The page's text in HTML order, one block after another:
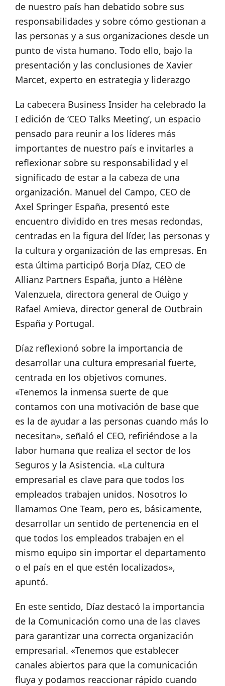
de nuestro país han debatido sobre sus
responsabilidades y sobre cómo gestionan a
las personas y a sus organizaciones desde un
punto de vista humano. Todo ello, bajo la
presentación y las conclusiones de Xavier
Marcet, experto en estrategia y liderazgo
La cabecera Business Insider ha celebrado la
I edición de ‘CEO Talks Meeting’, un espacio
pensado para reunir a los líderes más
importantes de nuestro país e invitarles a
reflexionar sobre su responsabilidad y el
significado de estar a la cabeza de una
organización. Manuel del Campo, CEO de
Axel Springer España, presentó este
encuentro dividido en tres mesas redondas,
centradas en la figura del líder, las personas y
la cultura y organización de las empresas. En
esta última participó Borja Díaz, CEO de
Allianz Partners España, junto a Hélène
Valenzuela, directora general de Ouigo y
Rafael Amieva, director general de Outbrain
España y Portugal.
Díaz reflexionó sobre la importancia de
desarrollar una cultura empresarial fuerte,
centrada en los objetivos comunes.
«Tenemos la inmensa suerte de que
contamos con una motivación de base que
es la de ayudar a las personas cuando más lo
necesitan», señaló el CEO, refiriéndose a la
labor humana que realiza el sector de los
Seguros y la Asistencia. «La cultura
empresarial es clave para que todos los
empleados trabajen unidos. Nosotros lo
llamamos One Team, pero es, básicamente,
desarrollar un sentido de pertenencia en el
que todos los empleados trabajen en el
mismo equipo sin importar el departamento
o el país en el que estén localizados»,
apuntó.
En este sentido, Díaz destacó la importancia
de la Comunicación como una de las claves
para garantizar una correcta organización
empresarial. «Tenemos que establecer
canales abiertos para que la comunicación
fluya y podamos reaccionar rápido cuando